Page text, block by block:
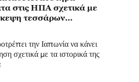
στις ΗΠΑ σχετικά με
τεσσάρων
την Ιαπωνία να κάνει
σχετικά με τα ιστορικά της